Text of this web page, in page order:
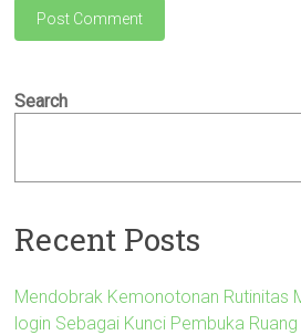
Search
Recent Posts
Mendobrak Kemonotonan Rutinitas
login Sebagai Kunci Pembuka